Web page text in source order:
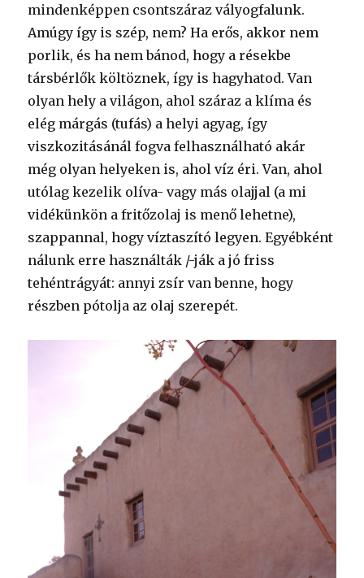
mindenképpen csontszáraz vályogfalunk.
Amúgy így is szép, nem? Ha erős, akkor nem
porlik, és ha nem bánod, hogy a résekbe
társbérlők költöznek, így is hagyhatod. Van
olyan hely a világon, ahol száraz a klíma és
elég márgás (tufás) a helyi agyag, így
viszkozitásánál fogva felhasználható akár
még olyan helyeken is, ahol víz éri. Van, ahol
utólag kezelik olíva- vagy más olajjal (a mi
vidékünkön a fritőzolaj is menő lehetne),
szappannal, hogy víztaszító legyen. Egyébként
nálunk erre használták /-ják a jó friss
tehéntrágyát: annyi zsír van benne, hogy
részben pótolja az olaj szerepét.